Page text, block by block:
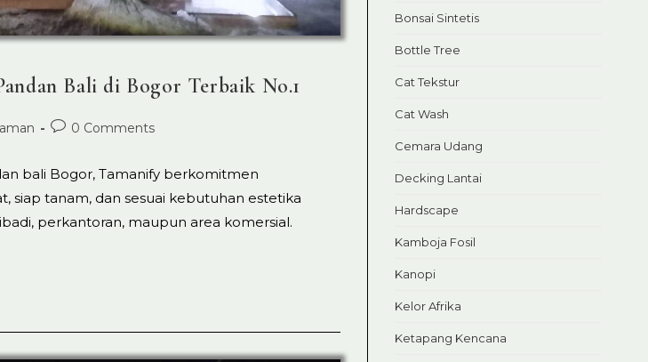
Bali di Bogor Terbaik No.1
Post0 Comments
bali Bogor, Tamanify berkomitmen
siap tanam, dan sesuai kebutuhan estetika
perkantoran, maupun area komersial.
Bonsai Sintetis
Bottle Tree
Cat Tekstur
Cat Wash
Cemara Udang
Decking Lantai
Hardscape
Kamboja Fosil
Kanopi
Kelor Afrika
Ketapang Kencana